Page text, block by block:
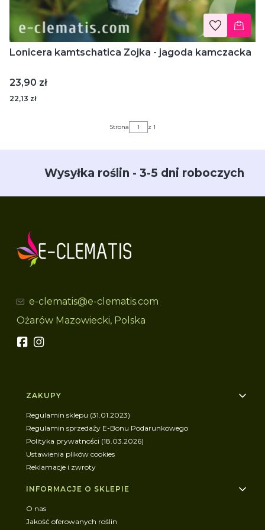
Lonicera kamtschatica Zojka - jagoda kamczacka
Cena
23,90 zł
22,13 zł
Strona z 1
Wysyłka roślin - 3-5 dni roboczych
e-clematis@e-clematis.com
Ożarów Mazowiecki, Polska
Linki w stopce
ZAKUPY
Regulamin sklepu (31.01.2023)
Regulamin sprzedaży E-Bonu Podarunkowego
Polityka prywatności (18.03.2026)
Ustawienia plików cookies
Reklamacje i zwroty
INFORMACJE O SKLEPIE
O nas
Jakość oferowanych roślin